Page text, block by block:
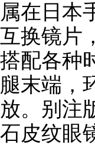
属在日本
互换镜片
搭配各种
腿末端，
放。别注
石皮纹眼